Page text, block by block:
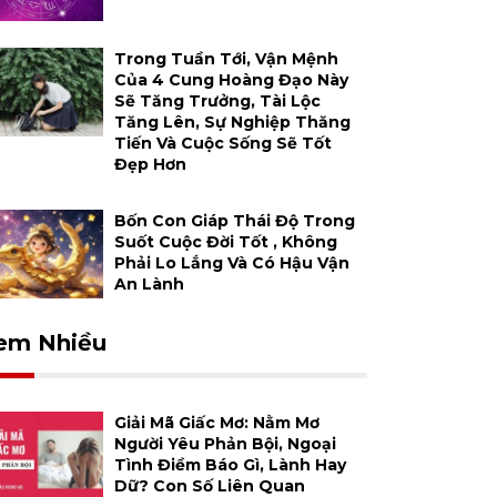
Trong Tuần Tới, Vận Mệnh
Của 4 Cung Hoàng Đạo Này
Sẽ Tăng Trưởng, Tài Lộc
Tăng Lên, Sự Nghiệp Thăng
Tiến Và Cuộc Sống Sẽ Tốt
Đẹp Hơn
Bốn Con Giáp Thái Độ Trong
Suốt Cuộc Đời Tốt , Không
Phải Lo Lắng Và Có Hậu Vận
An Lành
Nhiều
Giải Mã Giấc Mơ: Nằm Mơ
Người Yêu Phản Bội, Ngoại
Tình Điềm Báo Gì, Lành Hay
Dữ? Con Số Liên Quan